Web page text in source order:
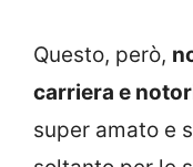
Questo, però,
carriera e
super amato e